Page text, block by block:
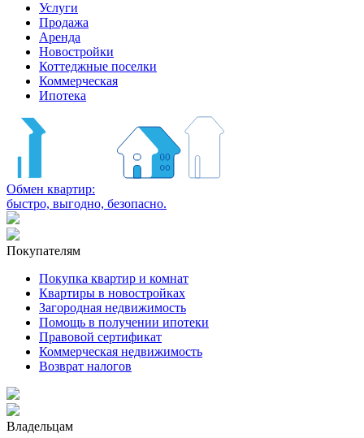
Услуги
Продажа
Аренда
Новостройки
Коттеджные поселки
Коммерческая
Ипотека
Обмен квартир:
быстро, выгодно, безопасно.
Покупателям
Покупка квартир и комнат
Квартиры в новостройках
Загородная недвижимость
Помощь в получении ипотеки
Правовой сертификат
Коммерческая недвижимость
Возврат налогов
Владельцам